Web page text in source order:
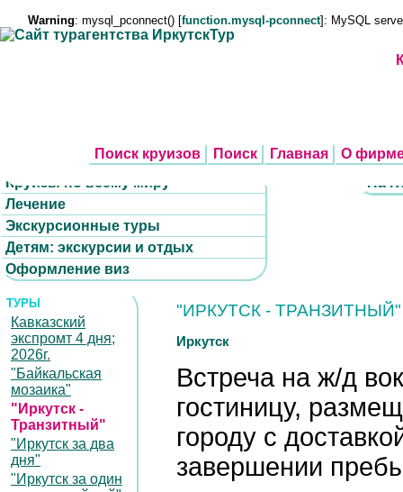
Warning: mysql_pconnect() [function.mysql-pconnect]: MySQL
О
Главная
Поиск
Поиск круизов
Круизы по всему миру
Лечение
Экскурсионные туры
Детям: экскурсии и отдых
Оформление виз
На
"ИРКУТСК - ТРАНЗИТНЫЙ"
Иркутск
Встреча на ж/д
гостиницу,
городу с
завершении
ТУРЫ
Кавказский
экспромт 4 дня;
2026г.
"Байкальская
мозаика"
"Иркутск -
Транзитный"
"Иркутск за два
дня"
"Иркутск за один